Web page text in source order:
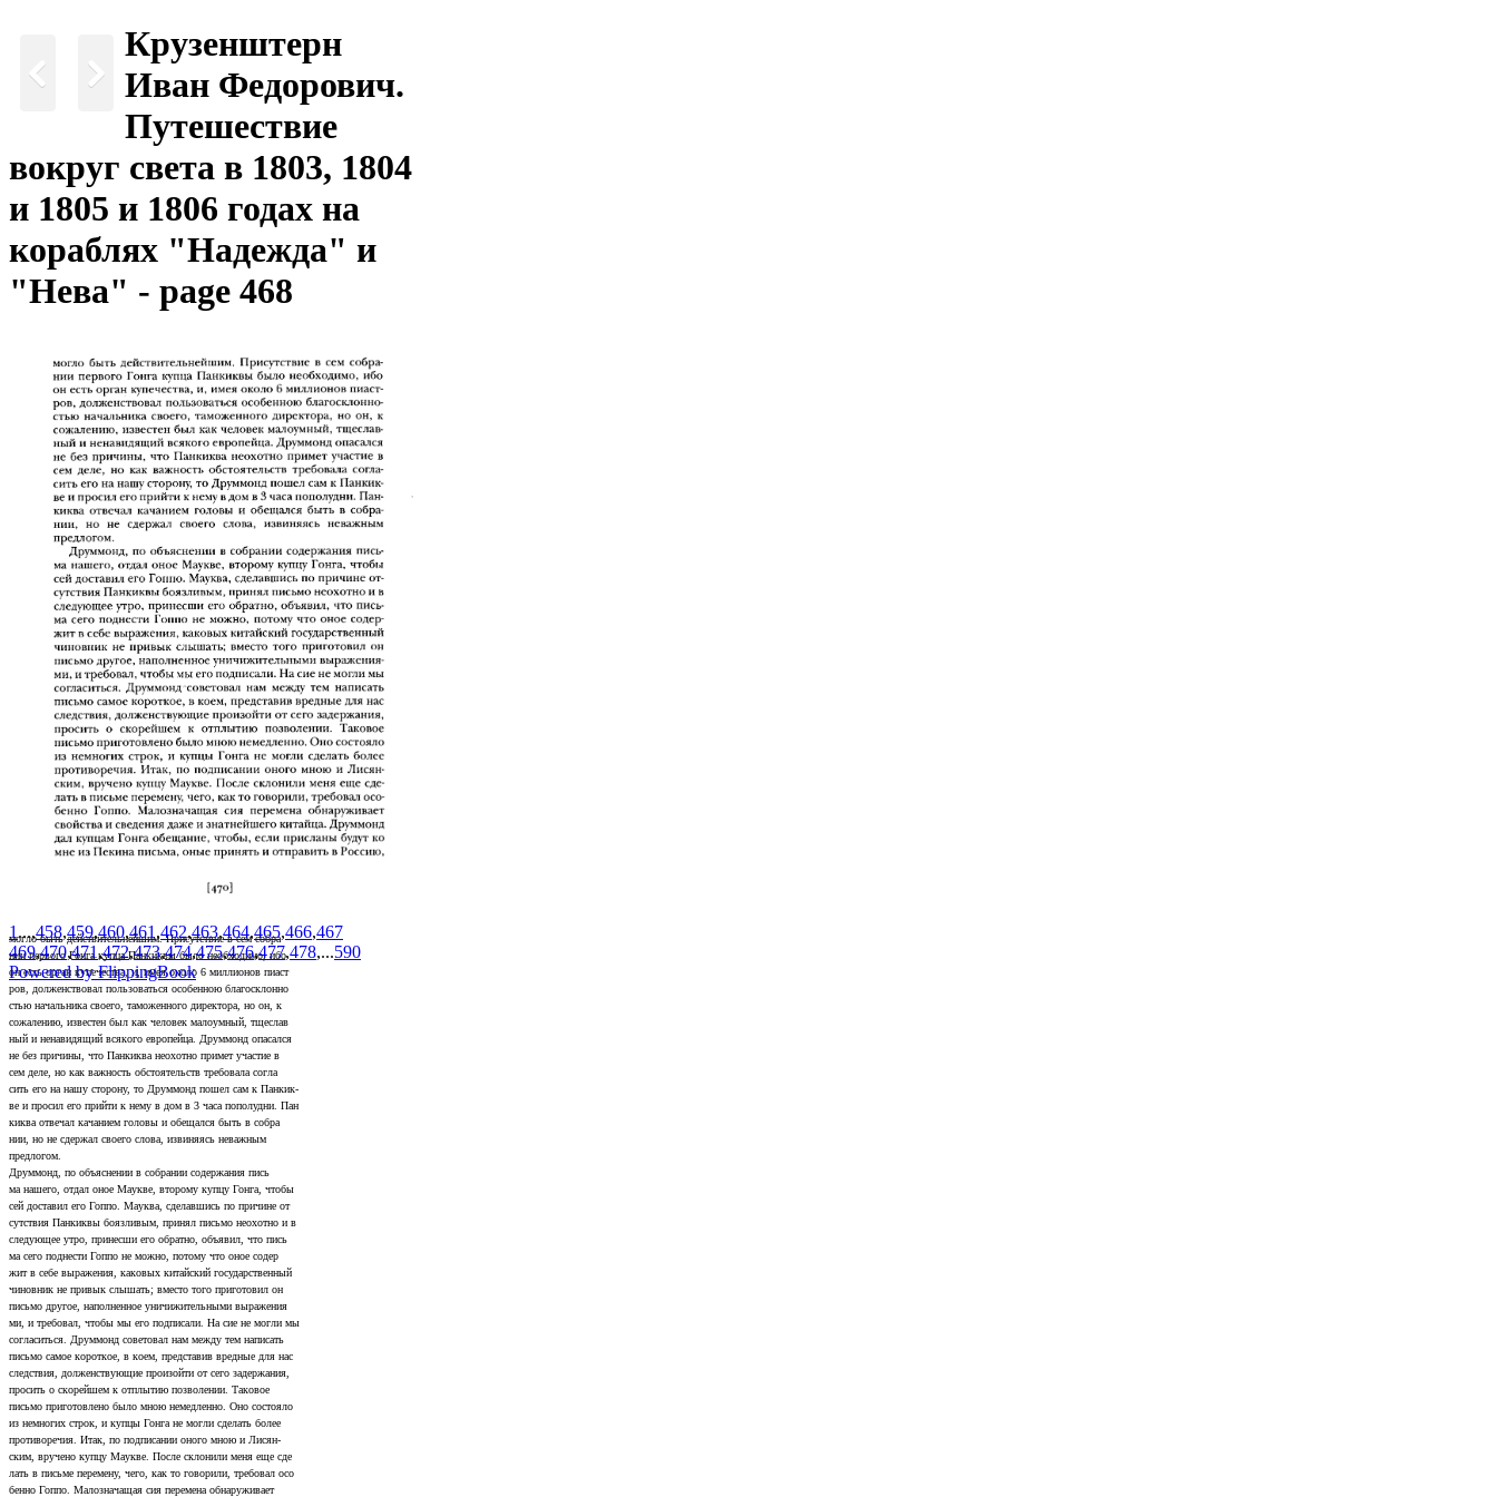
Крузенштерн
Иван Федорович.
Путешествие
вокруг света в 1803, 1804
и 1805 и 1806 годах на
кораблях "Надежда" и
"Нева" - page 468
могло быть действительнейшим. Присутствие в сем собра­
нии первого Гонга купца Панкиквы было необходимо, ибо
он есть орган купечества, и, имея около 6 миллионов пиаст­
ров, долженствовал пользоваться особенною благосклонно­
стью начальника своего, таможенного директора, но он, к
сожалению, известен был как человек малоумный, тщеслав­
ный и ненавидящий всякого европейца. Друммонд опасался
не без причины, что Панкиква неохотно примет участие в
сем деле, но как важность обстоятельств требовала согла­
сить его на нашу сторону, то Друммонд пошел сам к Панкик-
ве и просил его прийти к нему в дом в 3 часа пополудни. Пан­
киква отвечал качанием головы и обещался быть в собра­
нии, но не сдержал своего слова, извиняясь неважным
предлогом.
Друммонд, по объяснении в собрании содержания пись­
ма нашего, отдал оное Маукве, второму купцу Гонга, чтобы
сей доставил его Гоппо. Мауква, сделавшись по причине от­
сутствия Панкиквы боязливым, принял письмо неохотно и в
следующее утро, принесши его обратно, объявил, что пись­
ма сего поднести Гоппо не можно, потому что оное содер­
жит в себе выражения, каковых китайский государственный
чиновник не привык слышать; вместо того приготовил он
письмо другое, наполненное уничижительными выражения­
ми, и требовал, чтобы мы его подписали. На сие не могли мы
согласиться. Друммонд советовал нам между тем написать
письмо самое короткое, в коем, представив вредные для нас
следствия, долженствующие произойти от сего задержания,
просить о скорейшем к отплытию позволении. Таковое
письмо приготовлено было мною немедленно. Оно состояло
из немногих строк, и купцы Гонга не могли сделать более
противоречия. Итак, по подписании оного мною и Лисян-
ским, вручено купцу Маукве. После склонили меня еще сде­
лать в письме перемену, чего, как то говорили, требовал осо­
бенно Гоппо. Малозначащая сия перемена обнаруживает
1 ...,458,459,460,461 ,462,463,464,465,466,467
469,470,471,472,473,474,475,476,477,478,...590
Powered by FlippingBook